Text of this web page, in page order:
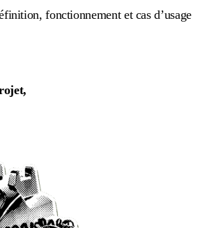
fonctionnement et cas d’usage